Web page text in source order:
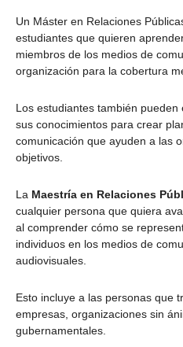
Un Máster en Relaciones
estudiantes que quieren
miembros de los medios de
organización para la cobertura
Los estudiantes también
sus conocimientos para crear
comunicación que ayuden a las
objetivos.
La Maestría en Relaciones
cualquier persona que quiera
al comprender cómo se
individuos en los medios de
audiovisuales.
Esto incluye a las personas que
empresas, organizaciones sin
gubernamentales.